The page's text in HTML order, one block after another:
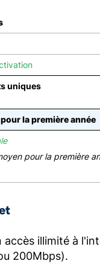
uniques
la première année
pour la première
accès illimité à
200Mbps).